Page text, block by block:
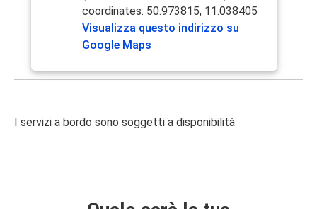
coordinates: 50.973815, 11.038405
Visualizza questo indirizzo su
Google Maps
I servizi a bordo sono soggetti a disponibilità